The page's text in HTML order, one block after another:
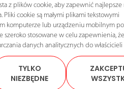
z plików cookie, aby zapewnić
cookie są małymi plikami tekstowymi
komputerze lub urządzeniu mobilnym
szeroko stosowane w celu zapewnienia,
danych analitycznych do właścicieli
TYLKO
NIEZBĘDNE